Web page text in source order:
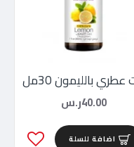
عطري بالليمون 30مل
40.00ر.س
اضافة للسلة